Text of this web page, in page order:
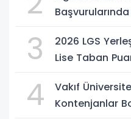
3
2026 LGS
Lise Taban
4
Vakıf
Kontenjanlar